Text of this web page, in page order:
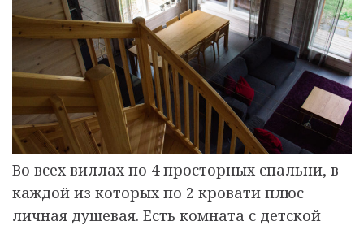
Во всех виллах по 4 просторных спальни, в
каждой из которых по 2 кровати плюс
личная душевая. Есть комната с детской